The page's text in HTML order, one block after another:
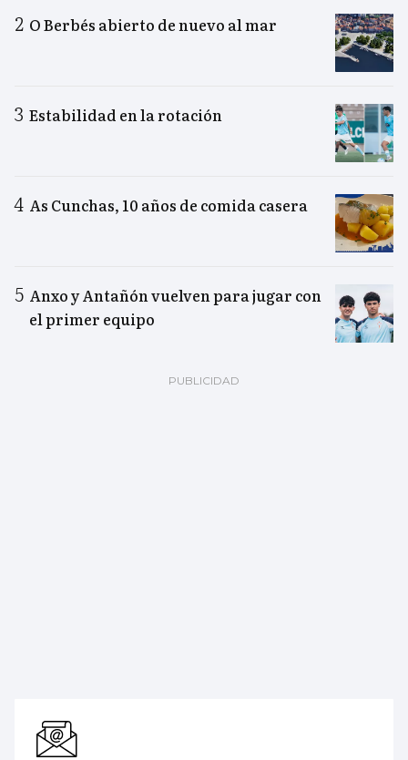
O Berbés abierto de nuevo al mar
Estabilidad en la rotación
As Cunchas, 10 años de comida casera
Anxo y Antañón vuelven para jugar con
el primer equipo